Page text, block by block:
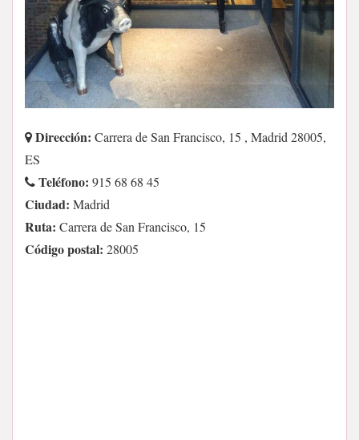
Dirección: Carrera de San Francisco, 15 , Madrid 28005,
ES
Teléfono: 915 68 68 45
Ciudad: Madrid
Ruta: Carrera de San Francisco, 15
Código postal: 28005